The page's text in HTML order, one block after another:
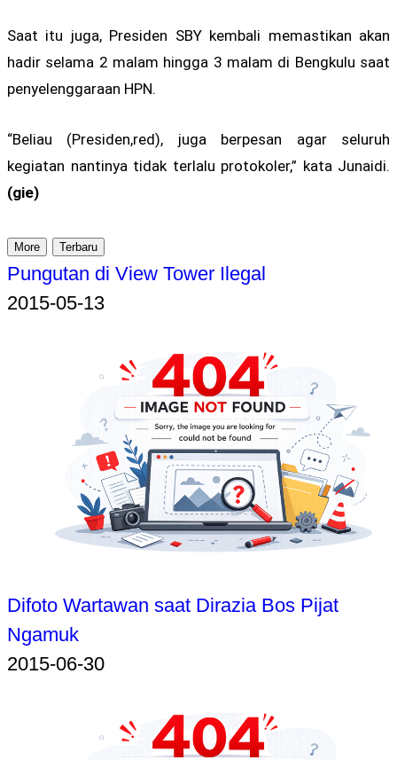
Saat itu juga, Presiden SBY kembali memastikan akan
hadir selama 2 malam hingga 3 malam di Bengkulu saat
penyelenggaraan HPN.
“Beliau (Presiden,red), juga berpesan agar seluruh
kegiatan nantinya tidak terlalu protokoler,” kata Junaidi.
(gie)
More Terbaru
Pungutan di View Tower Ilegal
2015-05-13
Difoto Wartawan saat Dirazia Bos Pijat
Ngamuk
2015-06-30